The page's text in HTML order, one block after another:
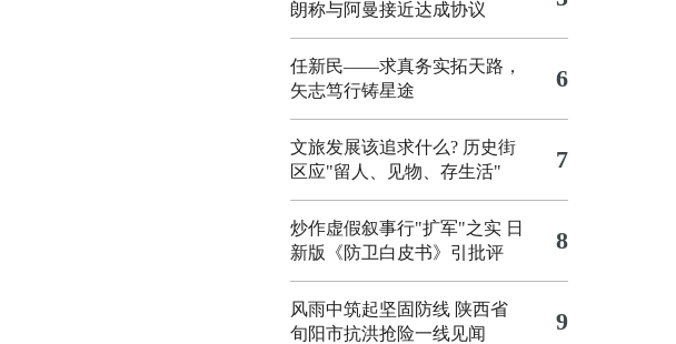
朗称与阿曼接近达成协议
任新民——求真务实拓天路，
矢志笃行铸星途
6
文旅发展该追求什么? 历史街
区应"留人、见物、存生活"
7
炒作虚假叙事行"扩军"之实 日
新版《防卫白皮书》引批评
8
风雨中筑起坚固防线 陕西省
旬阳市抗洪抢险一线见闻
9